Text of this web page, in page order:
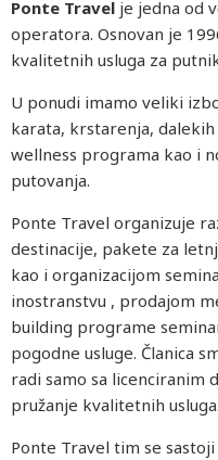
Ponte Travel je jedna od
operatora. Osnovan je
kvalitetnih usluga za
U ponudi imamo veliki
karata, krstarenja,
wellness programa kao i
putovanja.
Ponte Travel organizuje
destinacije, pakete za
kao i organizacijom
inostranstvu , prodajom
building programe
pogodne usluge. Članica
radi samo sa licenciranim
pružanje kvalitetnih usluga.
Ponte Travel tim se